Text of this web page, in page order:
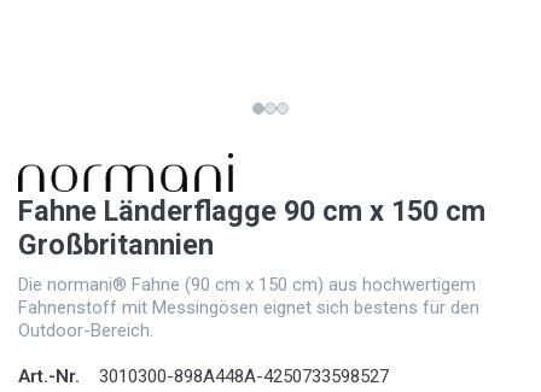
Fahne Länderflagge 90 cm x 150 cm
Großbritannien
Die normani® Fahne (90 cm x 150 cm) aus hochwertigem
Fahnenstoff mit Messingösen eignet sich bestens für den
Outdoor-Bereich.
Art.-Nr. 3010300-898A448A-4250733598527